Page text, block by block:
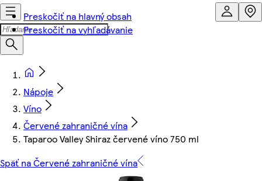
Preskočiť na hlavný obsah
Preskočiť na vyhľadávanie
Nápoje
Víno
Červené zahraničné vína
Taparoo Valley Shiraz červené víno 750 ml
Späť na Červené zahraničné vína